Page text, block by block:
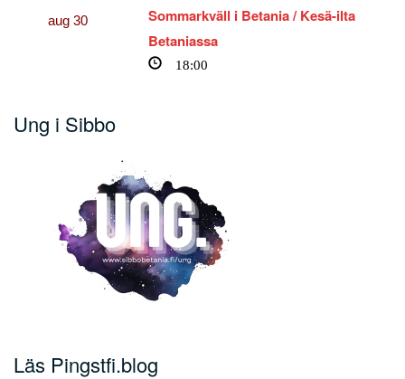
aug 30
Sommarkväll i Betania / Kesä-ilta
Betaniassa
18:00
Ung i Sibbo
Läs Pingstfi.blog